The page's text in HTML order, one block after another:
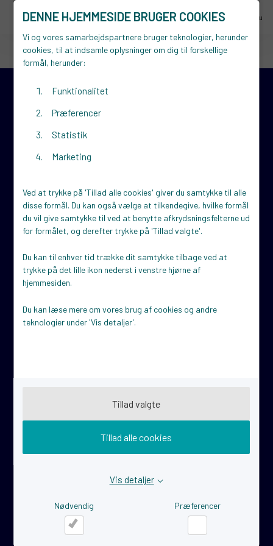
DENNE HJEMMESIDE BRUGER COOKIES
Vi og vores samarbejdspartnere bruger teknologier, herunder
cookies, til at indsamle oplysninger om dig til forskellige
formål, herunder:
Funktionalitet
Præferencer
Statistik
Marketing
Ved at trykke på 'Tillad alle cookies' giver du samtykke til alle
disse formål. Du kan også vælge at tilkendegive, hvilke formål
du vil give samtykke til ved at benytte afkrydsningsfelterne ud
for formålet, og derefter trykke på 'Tillad valgte'.
Du kan til enhver tid trække dit samtykke tilbage ved at
trykke på det lille ikon nederst i venstre hjørne af
hjemmesiden.
Du kan læse mere om vores brug af cookies og andre
teknologier under 'Vis detaljer'.
Tillad valgte
Tillad alle cookies
Vis detaljer
Nødvendig Præferencer
Ring 70 15 16 18 Menu
Kontakt
BusinessPark Struer
Om os
Hvem er vi?
Virksomhed
Events
Nyttige links
Links for iværksættere
GPDR og tilgængelighedserklæring
Cookiepolitik
Copyright © 2026 STARTVÆKST Struer. Alle rettigheder forbeholdes.